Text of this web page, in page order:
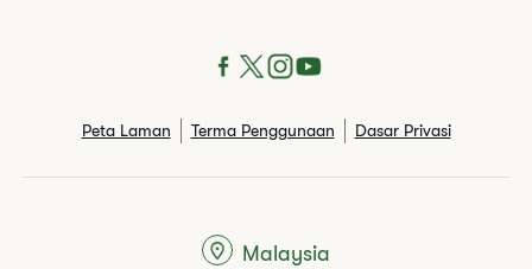
Peta Laman Terma Penggunaan Dasar Privasi
Malaysia